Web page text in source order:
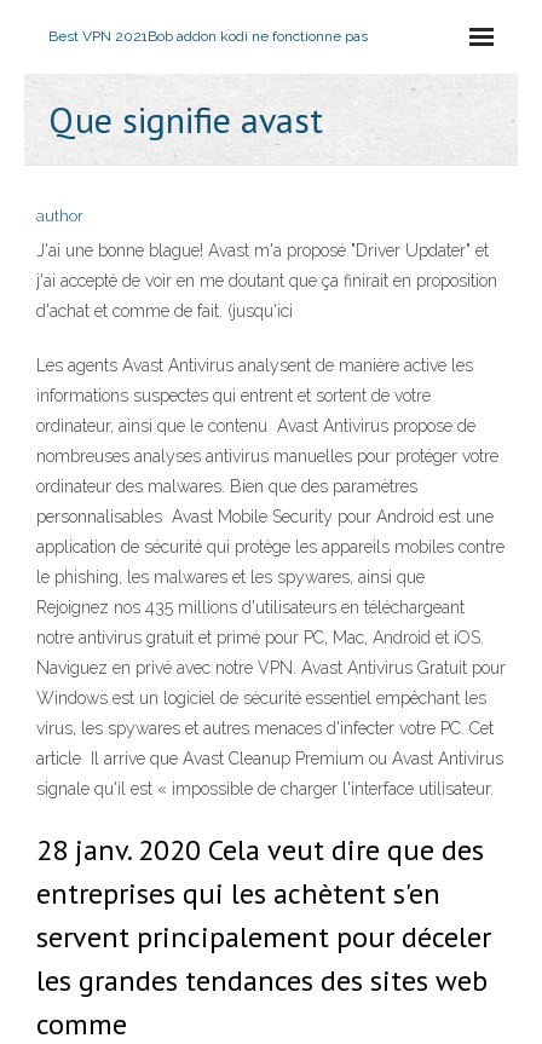
Best VPN 2021Bob addon kodi ne fonctionne pas
Que signifie avast
author
J'ai une bonne blague! Avast m'a proposé "Driver Updater" et
j'ai accepté de voir en me doutant que ça finirait en proposition
d'achat et comme de fait. (jusqu'ici
Les agents Avast Antivirus analysent de manière active les
informations suspectes qui entrent et sortent de votre
ordinateur, ainsi que le contenu Avast Antivirus propose de
nombreuses analyses antivirus manuelles pour protéger votre
ordinateur des malwares. Bien que des paramètres
personnalisables Avast Mobile Security pour Android est une
application de sécurité qui protège les appareils mobiles contre
le phishing, les malwares et les spywares, ainsi que
Rejoignez nos 435 millions d'utilisateurs en téléchargeant
notre antivirus gratuit et primé pour PC, Mac, Android et iOS.
Naviguez en privé avec notre VPN. Avast Antivirus Gratuit pour
Windows est un logiciel de sécurité essentiel empêchant les
virus, les spywares et autres menaces d'infecter votre PC. Cet
article Il arrive que Avast Cleanup Premium ou Avast Antivirus
signale qu'il est « impossible de charger l'interface utilisateur.
28 janv. 2020 Cela veut dire que des
entreprises qui les achètent s'en
servent principalement pour déceler
les grandes tendances des sites web
comme